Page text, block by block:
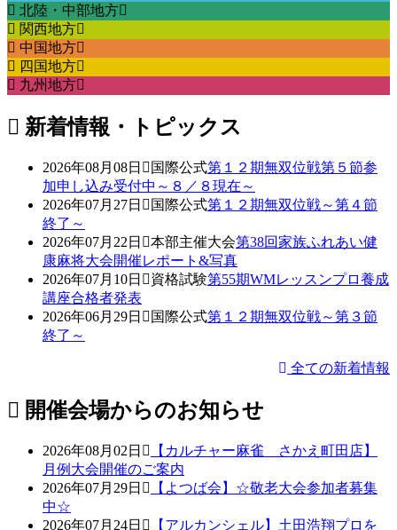
北陸・中部地方
関西地方
中国地方
四国地方
九州地方
新着情報・トピックス
2026年08月08日 国際公式第１２期無双位戦第５節参
加申し込み受付中～８／８現在～
2026年07月27日
国際公式第１２期無双位戦～第４節
終了～
2026年07月22日
本部主催大会第38回家族ふれあい健
康麻将大会開催レポート&写真
2026年07月10日
資格試験第55期WMレッスンプロ養成
講座合格者発表
2026年06月29日
国際公式第１２期無双位戦～第３節
終了～
全ての新着情報
開催会場からのお知らせ
2026年08月02日
【カルチャー麻雀 さかえ町田店】
月例大会開催のご案内
2026年07月29日
【よつば会】☆敬老大会参加者募集
中☆
2026年07月24日
【アルカンシェル】土田浩翔プロを